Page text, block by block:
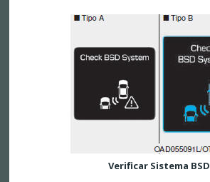
Verificar Sistema BSD